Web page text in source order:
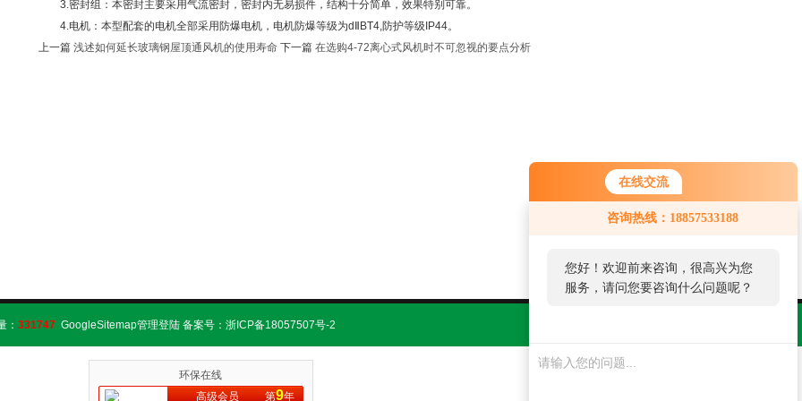
在线交流
咨询热线：18857533188
您好！欢迎前来咨询，很高兴为您
服务，请问您要咨询什么问题呢？
3.密封组：本密封主要采用气流密封，密封内无易损件，结构十分简单，效果特别可靠。
4.电机：本型配套的电机全部采用防爆电机，电机防爆等级为dⅡBT4,防护等级IP44。
上一篇 浅述如何延长玻璃钢屋顶通风机的使用寿命 下一篇 在选购4-72离心式风机时不可忽视的要点分析
： 331747 GoogleSitemap管理登陆 备案号：浙ICP备18057507号-2
环保在线
高级会员
第9年